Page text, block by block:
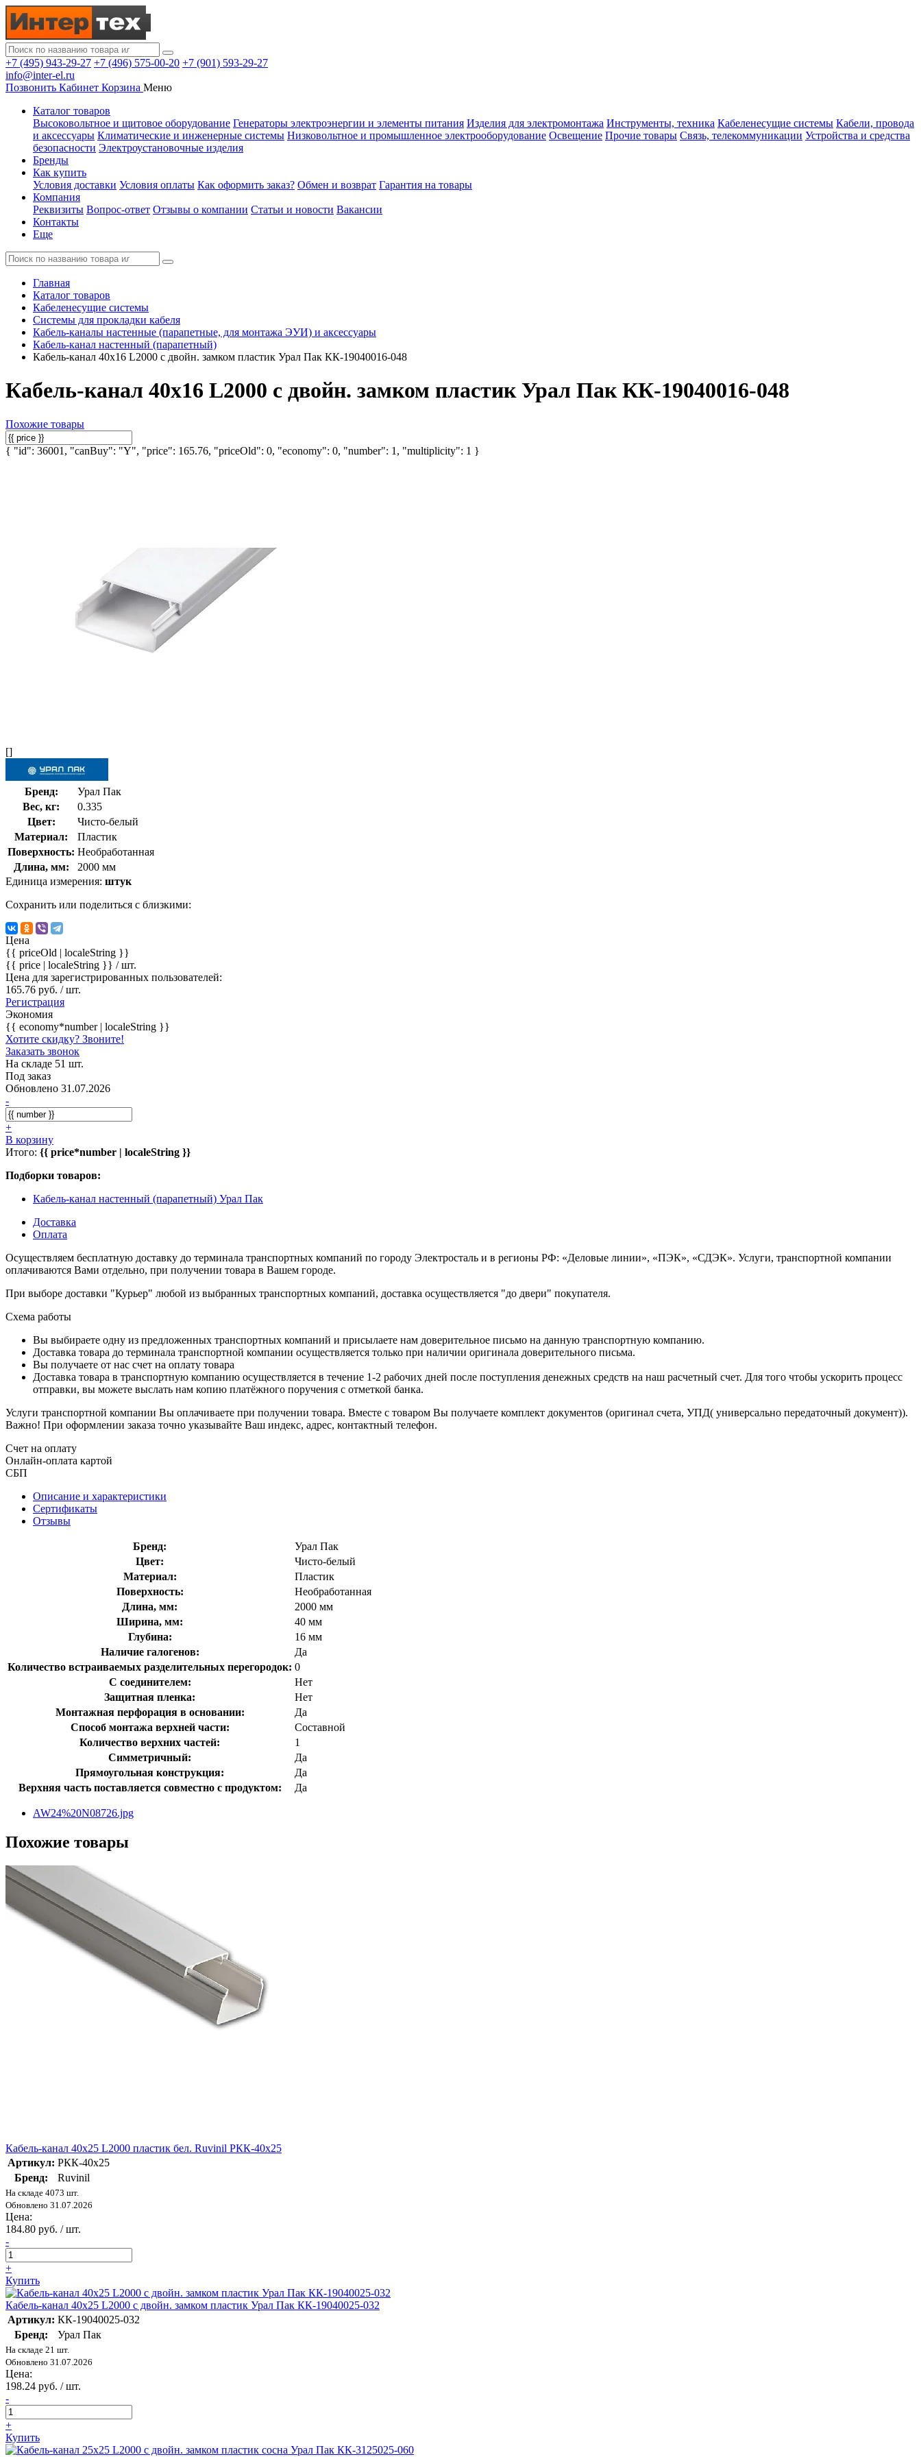
+7 (495) 943-29-27 +7 (496) 575-00-20 +7 (901) 593-29-27
info@inter-el.ru
Позвонить Кабинет Корзина Меню
Каталог товаров
Высоковольтное и щитовое оборудование Генераторы электроэнергии и элементы питания Изделия для электромонтажа Инструменты, техника Кабеленесущие системы Кабели, провода
и аксессуары Климатические и инженерные системы Низковольтное и промышленное электрооборудование Освещение Прочие товары Связь, телекоммуникации Устройства и средства
безопасности Электроустановочные изделия
Бренды
Как купить
Условия доставки Условия оплаты Как оформить заказ? Обмен и возврат Гарантия на товары
Компания
Реквизиты Вопрос-ответ Отзывы о компании Статьи и новости Вакансии
Контакты
Еще
Главная
Каталог товаров
Кабеленесущие системы
Системы для прокладки кабеля
Кабель-каналы настенные (парапетные, для монтажа ЭУИ) и аксессуары
Кабель-канал настенный (парапетный)
Кабель-канал 40х16 L2000 с двойн. замком пластик Урал Пак КК-19040016-048
Кабель-канал 40х16 L2000 с двойн. замком пластик Урал Пак КК-19040016-048
Похожие товары
{ "id": 36001, "canBuy": "Y", "price": 165.76, "priceOld": 0, "economy": 0, "number": 1, "multiplicity": 1 }
[]
Бренд:
Урал Пак
Вес, кг:
0.335
Цвет:
Чисто-белый
Материал:
Пластик
Поверхность: Необработанная
Длина, мм:
2000 мм
Единица измерения: штук
Сохранить или поделиться с близкими:
Цена
{{ priceOld | localeString }}
{{ price | localeString }} / шт.
Цена для зарегистрированных пользователей:
165.76 руб. / шт.
Регистрация
Экономия
{{ economy*number | localeString }}
Хотите скидку? Звоните!
Заказать звонок
На складе 51 шт.
Под заказ
Обновлено 31.07.2026
-
+
В корзину
Итого: {{ price*number | localeString }}
Подборки товаров:
Кабель-канал настенный (парапетный) Урал Пак
Доставка
Оплата
Осуществляем бесплатную доставку до терминала транспортных компаний по городу Электросталь и в регионы РФ: «Деловые линии», «ПЭК», «СДЭК». Услуги, транспортной компании
оплачиваются Вами отдельно, при получении товара в Вашем городе.
При выборе доставки "Курьер" любой из выбранных транспортных компаний, доставка осуществляется "до двери" покупателя.
Схема работы
Вы выбираете одну из предложенных транспортных компаний и присылаете нам доверительное письмо на данную транспортную компанию.
Доставка товара до терминала транспортной компании осуществляется только при наличии оригинала доверительного письма.
Вы получаете от нас счет на оплату товара
Доставка товара в транспортную компанию осуществляется в течение 1-2 рабочих дней после поступления денежных средств на наш расчетный счет. Для того чтобы ускорить процесс
отправки, вы можете выслать нам копию платёжного поручения с отметкой банка.
Услуги транспортной компании Вы оплачиваете при получении товара. Вместе с товаром Вы получаете комплект документов (оригинал счета, УПД( универсально передаточный документ)).
Важно! При оформлении заказа точно указывайте Ваш индекс, адрес, контактный телефон.
Счет на оплату
Онлайн-оплата картой
СБП
Описание и характеристики
Сертификаты
Отзывы
Бренд:
Урал Пак
Цвет:
Чисто-белый
Материал:
Пластик
Поверхность:
Необработанная
Длина, мм:
2000 мм
Ширина, мм:
40 мм
Глубина:
16 мм
Наличие галогенов:
Да
Количество встраиваемых разделительных перегородок: 0
С соединителем:
Нет
Защитная пленка:
Нет
Монтажная перфорация в основании:
Да
Способ монтажа верхней части:
Составной
Количество верхних частей:
1
Симметричный:
Да
Прямоугольная конструкция:
Да
Верхняя часть поставляется совместно с продуктом:
Да
AW24%20N08726.jpg
Похожие товары
Кабель-канал 40х25 L2000 пластик бел. Ruvinil РКК-40х25
Артикул: РКК-40х25
Бренд:
Ruvinil
На складе 4073 шт.
Обновлено 31.07.2026
Цена:
184.80 руб. / шт.
-
+
Купить
Кабель-канал 40х25 L2000 с двойн. замком пластик Урал Пак КК-19040025-032
Артикул: КК-19040025-032
Бренд:
Урал Пак
На складе 21 шт.
Обновлено 31.07.2026
Цена:
198.24 руб. / шт.
-
+
Купить